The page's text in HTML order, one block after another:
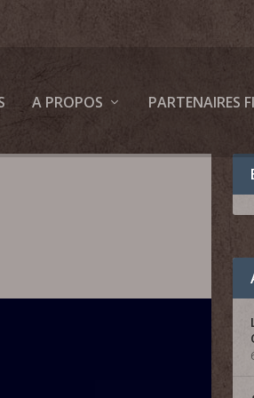
A PROPOS PARTENAIRES